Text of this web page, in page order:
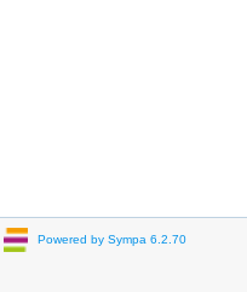
Powered by Sympa 6.2.70